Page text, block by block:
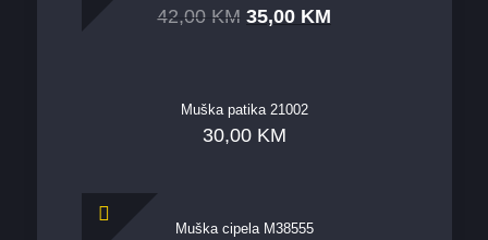
42,00 KM 35,00 KM
Muška patika 21002
30,00 KM
Muška cipela M38555